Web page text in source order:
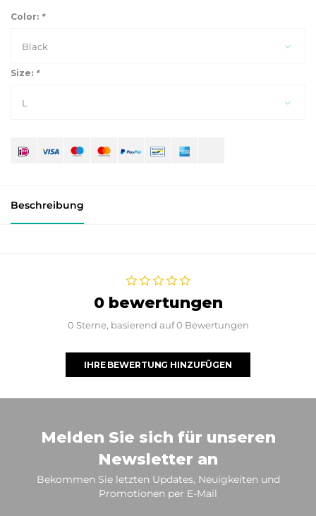
Color: *
Black
Size: *
L
Beschreibung
0 bewertungen
0 Sterne, basierend auf 0 Bewertungen
IHRE BEWERTUNG HINZUFÜGEN
Melden Sie sich für unseren
Newsletter an
Bekommen Sie letzten Updates, Neuigkeiten und
Promotionen per E-Mail